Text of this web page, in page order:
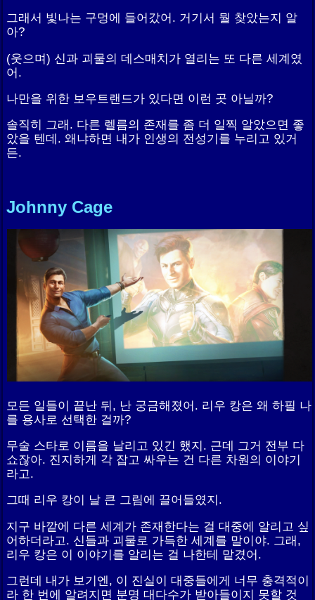
그래서 빛나는 구멍에 들어갔어. 거기서 뭘 찾았는지 알
아?
(웃으며) 신과 괴물의 데스매치가 열리는 또 다른 세계였
어.
나만을 위한 보우트랜드가 있다면 이런 곳 아닐까?
솔직히 그래. 다른 렐름의 존재를 좀 더 일찍 알았으면 좋
았을 텐데. 왜냐하면 내가 인생의 전성기를 누리고 있거
든.
Johnny Cage
모든 일들이 끝난 뒤, 난 궁금해졌어. 리우 캉은 왜 하필 나
를 용사로 선택한 걸까?
무술 스타로 이름을 날리고 있긴 했지. 근데 그거 전부 다
쇼잖아. 진지하게 각 잡고 싸우는 건 다른 차원의 이야기
라고.
그때 리우 캉이 날 큰 그림에 끌어들였지.
지구 바깥에 다른 세계가 존재한다는 걸 대중에 알리고 싶
어하더라고. 신들과 괴물로 가득한 세계를 말이야. 그래,
리우 캉은 이 이야기를 알리는 걸 나한테 맡겼어.
그런데 내가 보기엔, 이 진실이 대중들에게 너무 충격적이
라 한 번에 알려지면 분명 대다수가 받아들이지 못할 것